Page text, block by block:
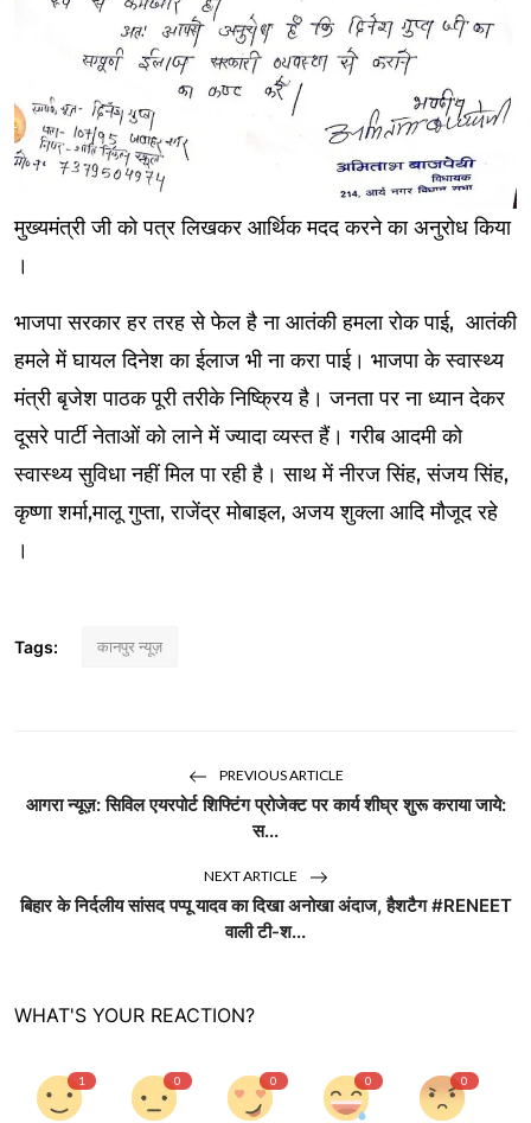
मुख्यमंत्री जी को पत्र लिखकर आर्थिक मदद करने का अनुरोध किया
।
भाजपा सरकार हर तरह से फेल है ना आतंकी हमला रोक पाई, आतंकी
हमले में घायल दिनेश का ईलाज भी ना करा पाई। भाजपा के स्वास्थ्य
मंत्री बृजेश पाठक पूरी तरीके निष्क्रिय है। जनता पर ना ध्यान देकर
दूसरे पार्टी नेताओं को लाने में ज्यादा व्यस्त हैं। गरीब आदमी को
स्वास्थ्य सुविधा नहीं मिल पा रही है। साथ में नीरज सिंह, संजय सिंह,
कृष्णा शर्मा,मालू गुप्ता, राजेंद्र मोबाइल, अजय शुक्ला आदि मौजूद रहे
‌।
Tags: कानपुर न्यूज़
PREVIOUS ARTICLE
आगरा न्यूज़: सिविल एयरपोर्ट शिफ्टिंग प्रोजेक्ट पर कार्य शीघ्र शुरू कराया जाये:
स...
NEXT ARTICLE
बिहार के निर्दलीय सांसद पप्पू यादव का दिखा अनोखा अंदाज, हैशटैग #RENEET
वाली टी-श...
WHAT'S YOUR REACTION?
1 0 0 0 0